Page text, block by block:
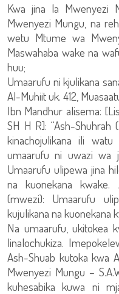
Kwa jina la Mwenyezi
Mwenyezi Mungu, na
wetu Mtume wa
Maswahaba wake na
huu;
Umaarufu ni kjulikana
Al-Muhiit uk. 412,
Ibn Mandhur alisema:
SH H R]: “Ash-Shuhrah
kinachojulikana ili
umaarufu ni uwazi wa
Umaarufu ulipewa jina
na kuonekana kwake.
(mwezi): Umaarufu
kujulikana na kuonekana
Na umaarufu, ukitokea
linalochukiza.
Ash-Shuab kutoka kwa
Mwenyezi Mungu –
kuhesabika kuwa ni